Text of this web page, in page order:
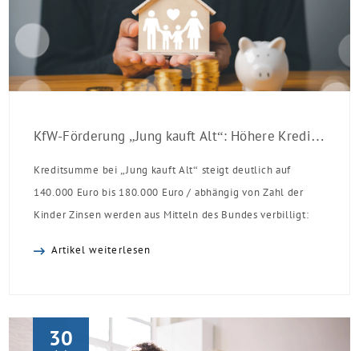
KfW-Förderung „Jung kauft Alt“: Höhere Kredite ab August 2026
Kreditsumme bei „Jung kauft Alt“ steigt deutlich auf
140.000 Euro bis 180.000 Euro / abhängig von Zahl der
Kinder Zinsen werden aus Mitteln des Bundes verbilligt:
Einzelmaßnahmen […]
Artikel weiterlesen
30